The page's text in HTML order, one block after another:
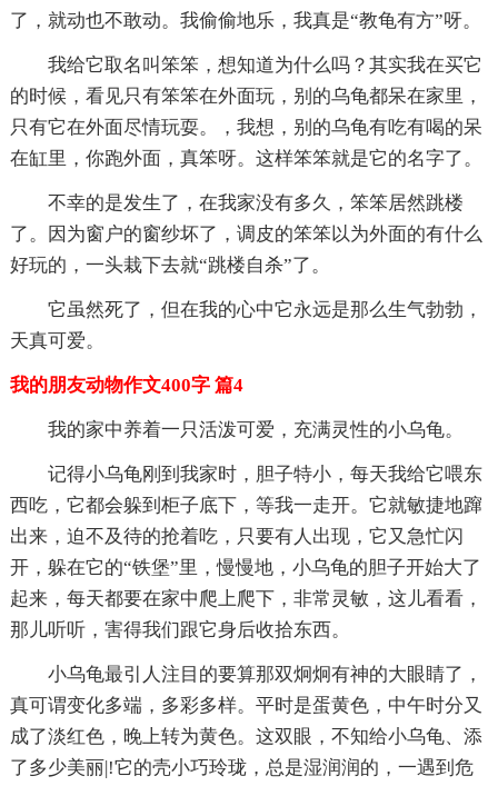
了，就动也不敢动。我偷偷地乐，我真是“教龟有方”呀。
我给它取名叫笨笨，想知道为什么吗？其实我在买它
的时候，看见只有笨笨在外面玩，别的乌龟都呆在家里，
只有它在外面尽情玩耍。，我想，别的乌龟有吃有喝的呆
在缸里，你跑外面，真笨呀。这样笨笨就是它的名字了。
不幸的是发生了，在我家没有多久，笨笨居然跳楼
了。因为窗户的窗纱坏了，调皮的笨笨以为外面的有什么
好玩的，一头栽下去就“跳楼自杀”了。
它虽然死了，但在我的心中它永远是那么生气勃勃，
天真可爱。
我的朋友动物作文400字 篇4
我的家中养着一只活泼可爱，充满灵性的小乌龟。
记得小乌龟刚到我家时，胆子特小，每天我给它喂东
西吃，它都会躲到柜子底下，等我一走开。它就敏捷地蹿
出来，迫不及待的抢着吃，只要有人出现，它又急忙闪
开，躲在它的“铁堡”里，慢慢地，小乌龟的胆子开始大了
起来，每天都要在家中爬上爬下，非常灵敏，这儿看看，
那儿听听，害得我们跟它身后收拾东西。
小乌龟最引人注目的要算那双炯炯有神的大眼睛了，
真可谓变化多端，多彩多样。平时是蛋黄色，中午时分又
成了淡红色，晚上转为黄色。这双眼，不知给小乌龟、添
了多少美丽|!它的壳小巧玲珑，总是湿润润的，一遇到危